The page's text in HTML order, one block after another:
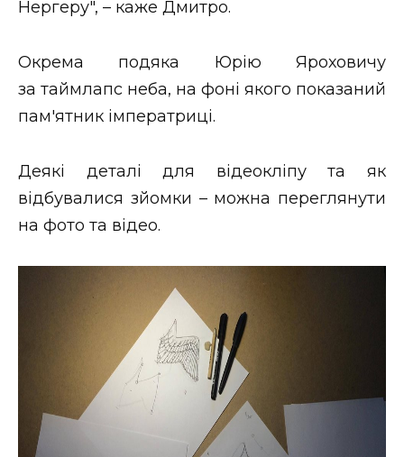
Нергеру", – каже Дмитро.
Окрема подяка Юрію Яроховичу
за таймлапс неба, на фоні якого показаний
пам'ятник імператриці.
Деякі деталі для відеокліпу та як
відбувалися зйомки – можна переглянути
на фото та відео.